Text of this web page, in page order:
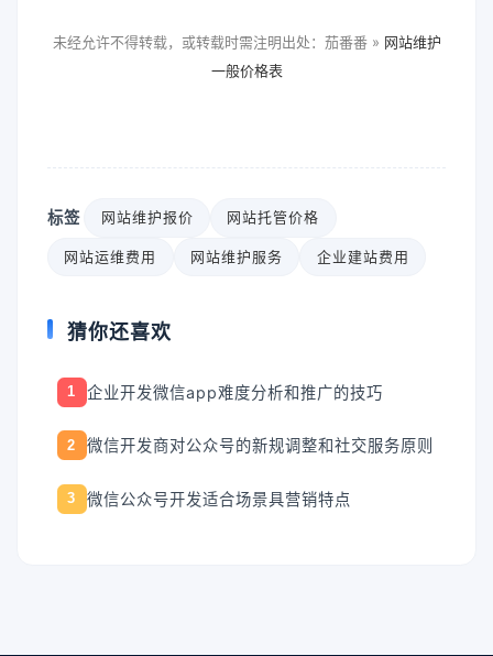
未经允许不得转载，或转载时需注明出处：茄番番 » 网站维护
一般价格表
标签 网站维护报价 网站托管价格
网站运维费用 网站维护服务 企业建站费用
猜你还喜欢
1 企业开发微信app难度分析和推广的技巧
2 微信开发商对公众号的新规调整和社交服务原则
3 微信公众号开发适合场景具营销特点